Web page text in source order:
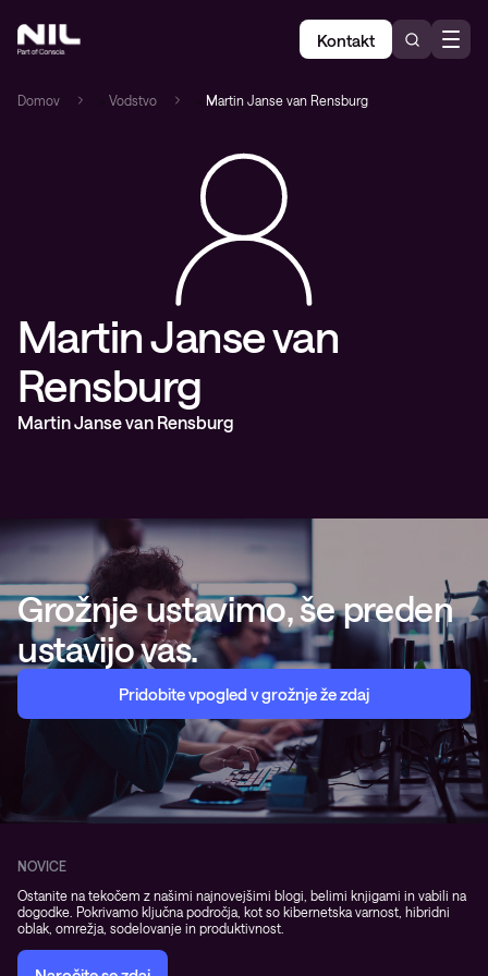
Kontakt
Domov Vodstvo Martin Janse van Rensburg
Martin Janse van
Rensburg
Martin Janse van Rensburg
Grožnje ustavimo, še preden
ustavijo vas.
Pridobite vpogled v grožnje že zdaj
NOVICE
Ostanite na tekočem z našimi najnovejšimi blogi, belimi knjigami in vabili na
dogodke. Pokrivamo ključna področja, kot so kibernetska varnost, hibridni
oblak, omrežja, sodelovanje in produktivnost.